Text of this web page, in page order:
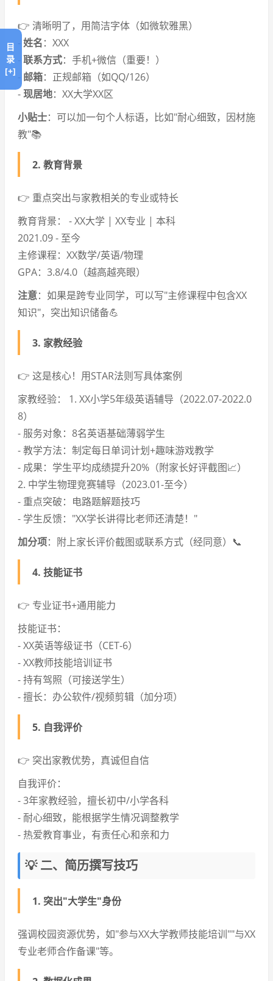
👉 清晰明了，用简洁字体（如微软雅黑）
姓名：XXX
联系方式：手机+微信（重要！）
邮箱：正规邮箱（如QQ/126）
-现居地：XX大学XX区
小贴士：可以加一句个人标语，比如"耐心细致，因材施
教"📚
2. 教育背景
👉 重点突出与家教相关的专业或特长
教育背景： - XX大学 | XX专业 | 本科
2021.09 - 至今
主修课程：XX数学/英语/物理
GPA：3.8/4.0（越高越亮眼）
注意：如果是跨专业同学，可以写"主修课程中包含XX
知识"，突出知识储备💪
3. 家教经验
👉 这是核心！用STAR法则写具体案例
家教经验： 1. XX小学5年级英语辅导（2022.07-2022.0
8）
- 服务对象：8名英语基础薄弱学生
- 教学方法：制定每日单词计划+趣味游戏教学
- 成果：学生平均成绩提升20%（附家长好评截图📈）
2. 中学生物理竞赛辅导（2023.01-至今）
- 重点突破：电路题解题技巧
- 学生反馈："XX学长讲得比老师还清楚！"
加分项：附上家长评价截图或联系方式（经同意）📞
4. 技能证书
👉 专业证书+通用能力
技能证书：
- XX英语等级证书（CET-6）
- XX教师技能培训证书
- 持有驾照（可接送学生）
- 擅长：办公软件/视频剪辑（加分项）
5. 自我评价
👉 突出家教优势，真诚但自信
自我评价：
- 3年家教经验，擅长初中/小学各科
- 耐心细致，能根据学生情况调整教学
- 热爱教育事业，有责任心和亲和力
💡 二、简历撰写技巧
1. 突出"大学生"身份
强调校园资源优势，如"参与XX大学教师技能培训""与XX
专业老师合作备课"等。
目
录
[+]